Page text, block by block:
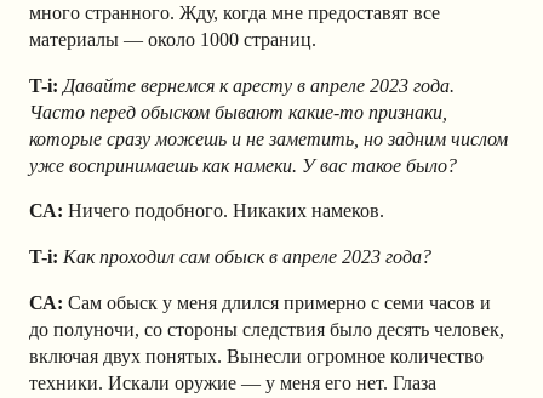
много странного. Жду, когда мне предоставят все
материалы — около 1000 страниц.
T-i: Давайте вернемся к аресту в апреле 2023 года.
Часто перед обыском бывают какие-то признаки,
которые сразу можешь и не заметить, но задним числом
уже воспринимаешь как намеки. У вас такое было?
СА: Ничего подобного. Никаких намеков.
T-i: Как проходил сам обыск в апреле 2023 года?
СА: Сам обыск у меня длился примерно с семи часов и
до полуночи, со стороны следствия было десять человек,
включая двух понятых. Вынесли огромное количество
техники. Искали оружие — у меня его нет. Глаза